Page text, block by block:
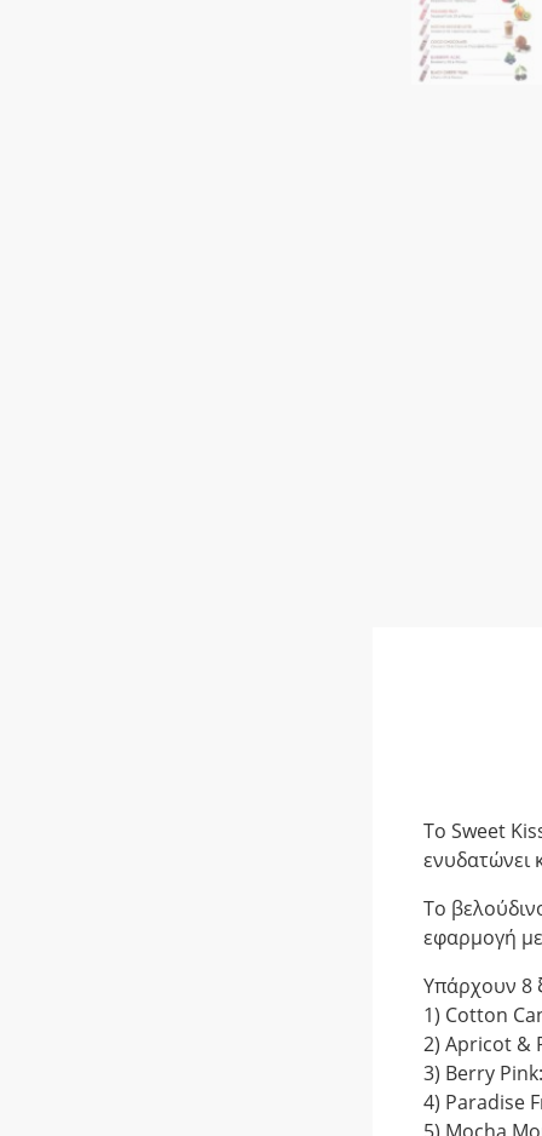
Το Sweet
ενυδατώνει
Το
εφαρμογή με
Υπάρχουν 8
1) Cotton
2) Apricot &
3) Berry
4) Paradise